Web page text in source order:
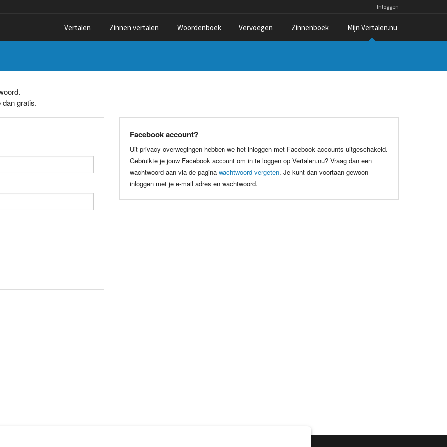
Inloggen
Vertalen Zinnen vertalen Woordenboek Vervoegen Zinnenboek Mijn Vertalen.nu
gratis.
Facebook account?
Uit privacy overwegingen hebben we het inloggen met Facebook accounts uitgeschakeld.
Gebruikte je jouw Facebook account om in te loggen op Vertalen.nu? Vraag dan een
wachtwoord aan via de pagina wachtwoord vergeten. Je kunt dan voortaan gewoon
inloggen met je e-mail adres en wachtwoord.